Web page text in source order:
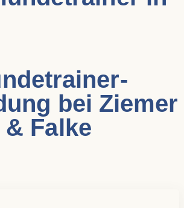
bei Ziemer
& Falke